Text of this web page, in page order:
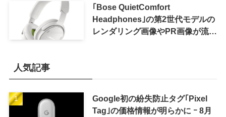
｢Bose QuietComfort
Headphones｣の第2世代モデルの
レンダリング画像やPR画像が流出
人気記事
Google初の紛失防止タグ｢Pixel
Tag｣の価格情報が明らかに ｰ 8月